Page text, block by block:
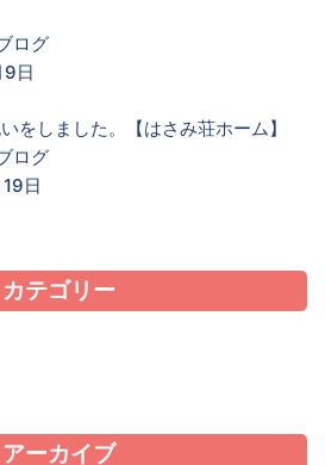
ログ
日
をしました。【はさみ荘ホーム】
ログ
日
カテゴリー
アーカイブ